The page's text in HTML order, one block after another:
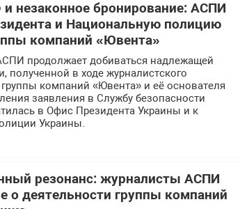
незаконное бронирование: АСПИ
и Национальную полицию
компаний «Ювента»
продолжает добиваться надлежащей
в ходе журналистского
компаний «Ювента» и её основателя
заявления в Службу безопасности
в Офис Президента Украины и к
Украины.
резонанс: журналисты АСПИ
о деятельности группы компаний